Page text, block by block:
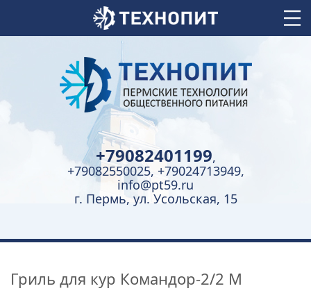
+79082401199,
+79082550025, +79024713949,
info@pt59.ru
г. Пермь, ул. Усольская, 15
Гриль для кур Командор-2/2 М